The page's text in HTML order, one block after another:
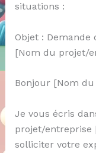
situations :
Objet : Demande
[Nom du projet/
Bonjour [Nom
Je vous écris
projet/entreprise
solliciter votre